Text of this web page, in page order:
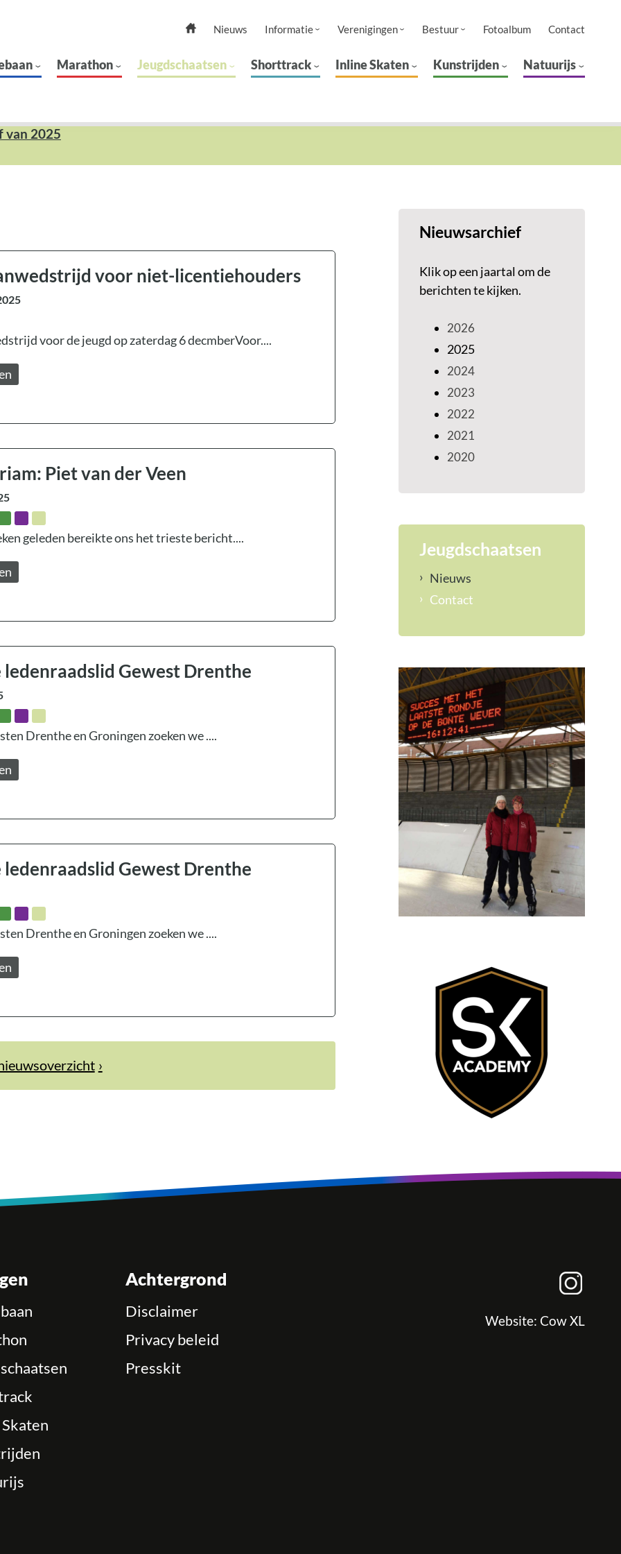
Nieuws Informatie Verenigingen Bestuur Fotoalbum Contact
Marathon Jeugdschaatsen Shorttrack Inline Skaten Kunstrijden Natuurijs
van 2025
voor niet-licentiehouders
voor de jeugd op zaterdag 6 decmberVoor....
Piet van der Veen
geleden bereikte ons het trieste bericht....
ledenraadslid Gewest Drenthe
Drenthe en Groningen zoeken we ....
ledenraadslid Gewest Drenthe
Drenthe en Groningen zoeken we ....
Nieuwsarchief
Klik op een jaartal om de
berichten te kijken.
2026
2025
2024
2023
2022
2021
2020
Jeugdschaatsen
Nieuws
Contact
Achtergrond
Disclaimer
Privacy beleid
Presskit
Website: Cow XL